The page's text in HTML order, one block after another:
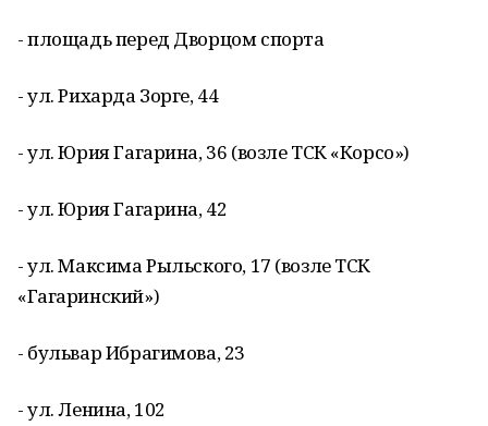
- площадь перед Дворцом спорта
- ул. Рихарда Зорге, 44
- ул. Юрия Гагарина, 36 (возле ТСК «Корсо»)
- ул. Юрия Гагарина, 42
- ул. Максима Рыльского, 17 (возле ТСК
«Гагаринский»)
- бульвар Ибрагимова, 23
- ул. Ленина, 102